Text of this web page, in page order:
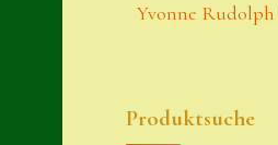
Yvonne Rudolph
Produktsuche